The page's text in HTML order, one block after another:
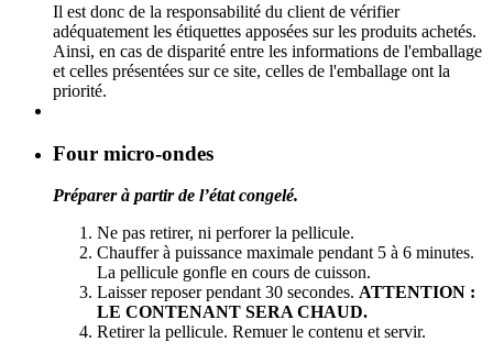
Il est donc de la responsabilité du client de vérifier
adéquatement les étiquettes apposées sur les produits achetés.
Ainsi, en cas de disparité entre les informations de l'emballage
et celles présentées sur ce site, celles de l'emballage ont la
priorité.
Four micro-ondes
Préparer à partir de l’état congelé.
Ne pas retirer, ni perforer la pellicule.
Chauffer à puissance maximale pendant 5 à 6 minutes.
La pellicule gonfle en cours de cuisson.
Laisser reposer pendant 30 secondes. ATTENTION :
LE CONTENANT SERA CHAUD.
Retirer la pellicule. Remuer le contenu et servir.